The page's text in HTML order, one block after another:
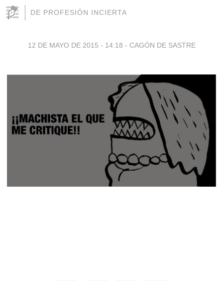
DE PROFESIÓN INCIERTA
12 DE MAYO DE 2015 - 14:18 - CAGÓN DE SASTRE